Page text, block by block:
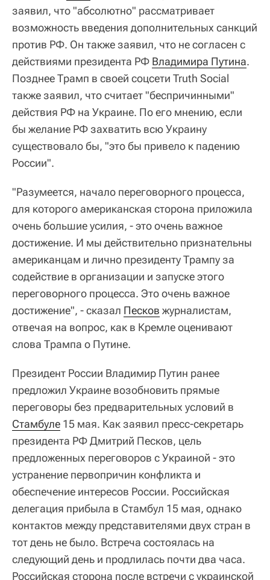
заявил, что "абсолютно" рассматривает
возможность введения дополнительных санкций
против РФ. Он также заявил, что не согласен с
действиями президента РФ Владимира Путина.
Позднее Трамп в своей соцсети Truth Social
также заявил, что считает "беспричинными"
действия РФ на Украине. По его мнению, если
бы желание РФ захватить всю Украину
существовало бы, "это бы привело к падению
России".
"Разумеется, начало переговорного процесса,
для которого американская сторона приложила
очень большие усилия, - это очень важное
достижение. И мы действительно признательны
американцам и лично президенту Трампу за
содействие в организации и запуске этого
переговорного процесса. Это очень важное
достижение", - сказал Песков журналистам,
отвечая на вопрос, как в Кремле оценивают
слова Трампа о Путине.
Президент России Владимир Путин ранее
предложил Украине возобновить прямые
переговоры без предварительных условий в
Стамбуле 15 мая. Как заявил пресс-секретарь
президента РФ Дмитрий Песков, цель
предложенных переговоров с Украиной - это
устранение первопричин конфликта и
обеспечение интересов России. Российская
делегация прибыла в Стамбул 15 мая, однако
контактов между представителями двух стран в
тот день не было. Встреча состоялась на
следующий день и продлилась почти два часа.
Российская сторона после встречи с украинской